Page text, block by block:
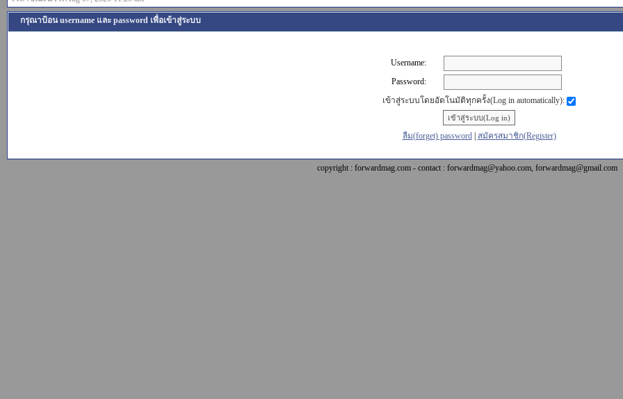
กรุณาป้อน username และ password เพื่อเข้าสู่ระบบ
Username:
Password:
เข้าสู่ระบบโดยอัตโนมัติทุกครั้ง(Log in automatically):
ลืม(forget) password| สมัครสมาชิก(Register)
copyright : forwardmag.com - contact : forwardmag@yahoo.com, forwardmag@gmail.com